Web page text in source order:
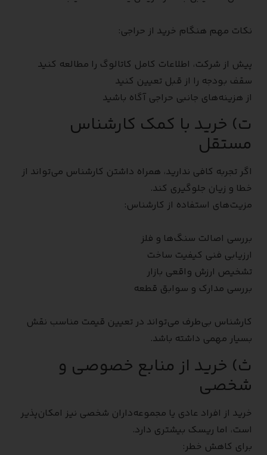
نکات مهم هنگام خرید از حراجی:
پیش از شرکت، اطلاعات کامل کاتالوگ را مطالعه کنید
سقف بودجه را از قبل تعیین کنید
از هزینه‌های جانبی حراجی آگاه باشید
ت) خرید با کمک کارشناس
مستقل
اگر تجربه کافی ندارید، همراه داشتن کارشناس می‌تواند از
خطا و زیان جلوگیری کند.
مزیت‌های استفاده از کارشناس:
بررسی اصالت سنگ‌ها و فلز
ارزیابی فنی کیفیت ساخت
تشخیص ارزش واقعی بازار
بررسی مدارک و سوابق قطعه
کارشناس بی‌طرف می‌تواند در تعیین قیمت مناسب نقش
بسیار مهمی داشته باشد.
ث) خرید از منابع خصوصی و
شخصی
خرید از افراد عادی یا مجموعه‌داران شخصی نیز امکان‌پذیر
است، اما ریسک بیشتری دارد.
برای کاهش خطر: